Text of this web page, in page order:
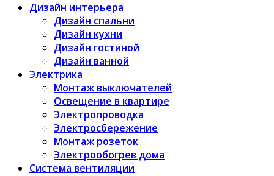
Дизайн интерьера
Дизайн спальни
Дизайн кухни
Дизайн гостиной
Дизайн ванной
Электрика
Монтаж выключателей
Освещение в квартире
Электропроводка
Электросбережение
Монтаж розеток
Электрообогрев дома
Система вентиляции